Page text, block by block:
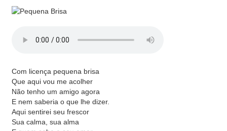
Com licença pequena brisa
Que aqui vou me acolher
Não tenho um amigo agora
E nem saberia o que lhe dizer.
Aqui sentirei seu frescor
Sua calma, sua alma